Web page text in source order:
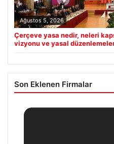
Ağustos 5, 2026
Çerçeve yasa nedir, neleri
vizyonu ve yasal
Son Eklenen Firmalar